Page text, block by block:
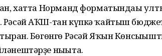
хатта Норманд форматындағы
Рәсәй АҠШ-тан күпкә ҡайтыш бюджет
Бөгөнгө Рәсәй Яҡын
нығыта.